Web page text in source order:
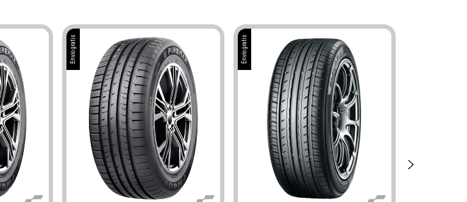
Envío gratis Envío gratis